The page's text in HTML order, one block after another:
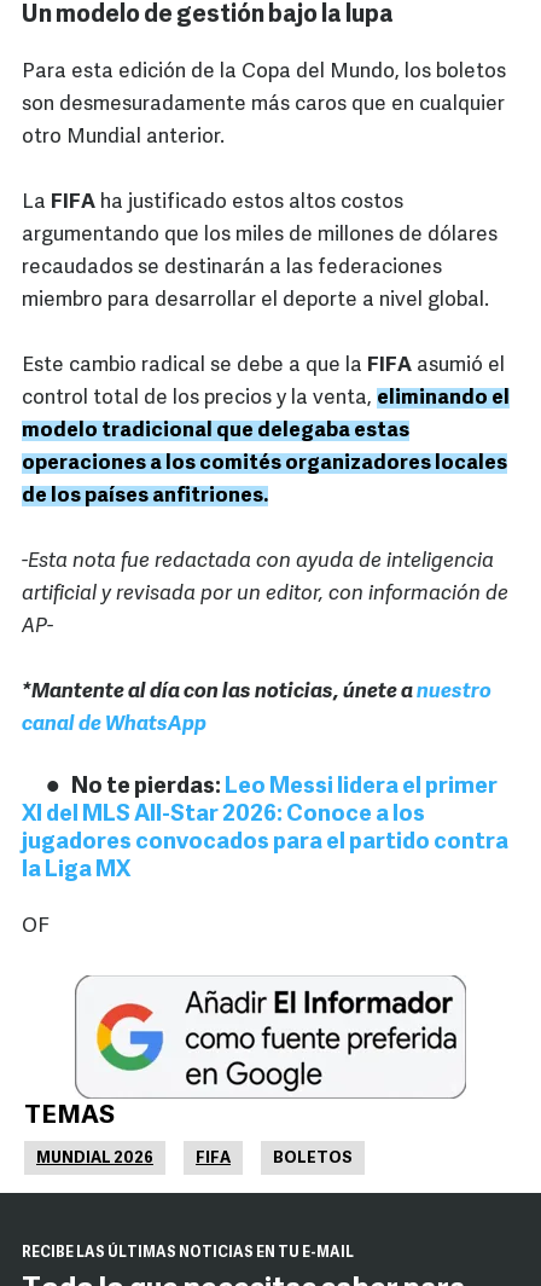
Un modelo de gestión bajo la lupa
Para esta edición de la Copa del Mundo, los boletos
son desmesuradamente más caros que en cualquier
otro Mundial anterior.
La FIFA ha justificado estos altos costos
argumentando que los miles de millones de dólares
recaudados se destinarán a las federaciones
miembro para desarrollar el deporte a nivel global.
Este cambio radical se debe a que la FIFA asumió el
control total de los precios y la venta, eliminando el
modelo tradicional que delegaba estas
operaciones a los comités organizadores locales
de los países anfitriones.
-Esta nota fue redactada con ayuda de inteligencia
artificial y revisada por un editor, con información de
AP-
*Mantente al día con las noticias, únete anuestro
canal de WhatsApp
No te pierdas: Leo Messi lidera el primer
XI del MLS All-Star 2026: Conoce a los
jugadores convocados para el partido contra
la Liga MX
OF
TEMAS
MUNDIAL 2026 FIFA BOLETOS
RECIBE LAS ÚLTIMAS NOTICIAS EN TU E-MAIL